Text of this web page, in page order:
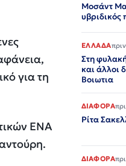
για τη
ΕΝΑ
Μοσάντ
υβριδικός
ΕΛΛΑΔΑ
Στη
και άλλοι
Βοιωτια
ΔΙΑΦΟΡΑ
Ρίτα
ΔΙΑΦΟΡΑ